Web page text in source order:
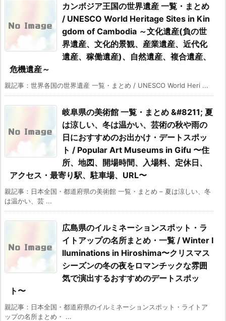
カンボジア王国の世界遺産 一覧・まとめ
/ UNESCO World Heritage Sites in Kin
gdom of Cambodia ～文化遺産(負の世
界遺産、文化的景観、産業遺産、近代化
遺産、稼働遺産)、自然遺産、複合遺産、
危機遺産～
親記事：世界各国の世界遺産 一覧・まとめ / UNESCO World Heri ...
岐阜県の美術館 一覧・まとめ &#8211; 夏
は涼しい、冬は温かい、芸術の秋や雨の
日におすすめのお出かけ・デートスポッ
ト / Popular Art Museums in Gifu 〜住
所、地図、開場時間、入場料、定休日、
アクセス・最寄り駅、駐車場、URL〜
親記事：日本全国・都道府県の美術館 一覧・まとめ – 夏は涼しい、冬
は温かい、芸 ...
広島県のイルミネーションスポット・ラ
イトアップの名所まとめ・一覧 / Winter I
lluminations in Hiroshima〜クリスマス
シーズンの冬の夜をロマンチックな雰囲
気で演出するおすすめのデートスポッ
ト〜
親記事：日本全国・都道府県のイルミネーションスポット・ライトア
ップの名所まとめ・ ...